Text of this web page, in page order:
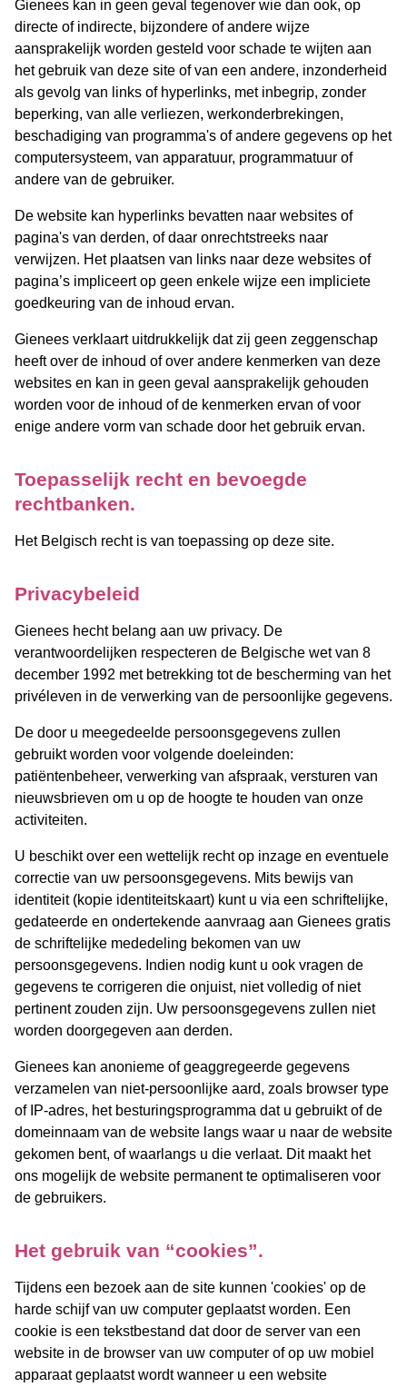
Gienees kan in geen geval tegenover wie dan ook, op
directe of indirecte, bijzondere of andere wijze
aansprakelijk worden gesteld voor schade te wijten aan
het gebruik van deze site of van een andere, inzonderheid
als gevolg van links of hyperlinks, met inbegrip, zonder
beperking, van alle verliezen, werkonderbrekingen,
beschadiging van programma's of andere gegevens op het
computersysteem, van apparatuur, programmatuur of
andere van de gebruiker.
De website kan hyperlinks bevatten naar websites of
pagina's van derden, of daar onrechtstreeks naar
verwijzen. Het plaatsen van links naar deze websites of
pagina’s impliceert op geen enkele wijze een impliciete
goedkeuring van de inhoud ervan.
Gienees verklaart uitdrukkelijk dat zij geen zeggenschap
heeft over de inhoud of over andere kenmerken van deze
websites en kan in geen geval aansprakelijk gehouden
worden voor de inhoud of de kenmerken ervan of voor
enige andere vorm van schade door het gebruik ervan.
Toepasselijk recht en bevoegde
rechtbanken.
Het Belgisch recht is van toepassing op deze site.
Privacybeleid
Gienees hecht belang aan uw privacy. De
verantwoordelijken respecteren de Belgische wet van 8
december 1992 met betrekking tot de bescherming van het
privéleven in de verwerking van de persoonlijke gegevens.
De door u meegedeelde persoonsgegevens zullen
gebruikt worden voor volgende doeleinden:
patiëntenbeheer, verwerking van afspraak, versturen van
nieuwsbrieven om u op de hoogte te houden van onze
activiteiten.
U beschikt over een wettelijk recht op inzage en eventuele
correctie van uw persoonsgegevens. Mits bewijs van
identiteit (kopie identiteitskaart) kunt u via een schriftelijke,
gedateerde en ondertekende aanvraag aan Gienees gratis
de schriftelijke mededeling bekomen van uw
persoonsgegevens. Indien nodig kunt u ook vragen de
gegevens te corrigeren die onjuist, niet volledig of niet
pertinent zouden zijn. Uw persoonsgegevens zullen niet
worden doorgegeven aan derden.
Gienees kan anonieme of geaggregeerde gegevens
verzamelen van niet-persoonlijke aard, zoals browser type
of IP-adres, het besturingsprogramma dat u gebruikt of de
domeinnaam van de website langs waar u naar de website
gekomen bent, of waarlangs u die verlaat. Dit maakt het
ons mogelijk de website permanent te optimaliseren voor
de gebruikers.
Het gebruik van “cookies”.
Tijdens een bezoek aan de site kunnen 'cookies' op de
harde schijf van uw computer geplaatst worden. Een
cookie is een tekstbestand dat door de server van een
website in de browser van uw computer of op uw mobiel
apparaat geplaatst wordt wanneer u een website